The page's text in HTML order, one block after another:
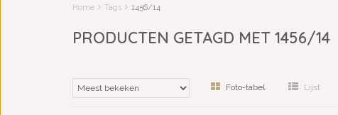
Home Tags 1456/14
PRODUCTEN GETAGD MET 1456/14
Foto-tabel Lijst